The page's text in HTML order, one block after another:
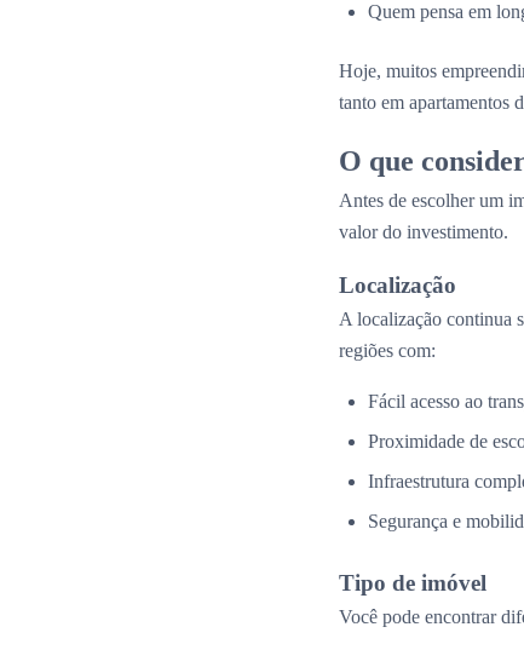
Quem pensa em
Hoje, muitos
tanto em apartamentos
O que
Antes de escolher um
valor do investimento.
Localização
A localização continua
regiões com:
Fácil acesso ao
Proximidade de
Infraestrutura
Segurança e
Tipo de imóvel
Você pode encontrar